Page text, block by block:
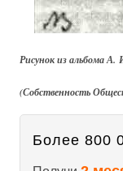
Рисунок из альбома
(Собственность
Более 800